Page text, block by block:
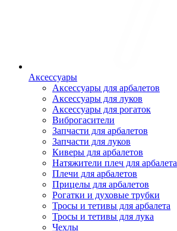
Аксессуары
Аксессуары для арбалетов
Аксессуары для луков
Аксессуары для рогаток
Виброгасители
Запчасти для арбалетов
Запчасти для луков
Киверы для арбалетов
Натяжители плеч для арбалета
Плечи для арбалетов
Прицелы для арбалетов
Рогатки и духовые трубки
Тросы и тетивы для арбалета
Тросы и тетивы для лука
Чехлы